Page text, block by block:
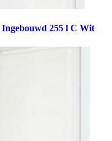
Ingebouwd 255 l C Wit